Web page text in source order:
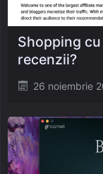
Posted
26 noiembrie
Shopping
recenzii?